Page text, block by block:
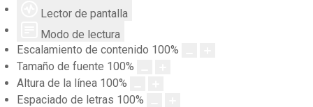
Lector de pantalla
Modo de lectura
Escalamiento de contenido 100%
Tamaño de fuente 100%
Altura de la línea 100%
Espaciado de letras 100%